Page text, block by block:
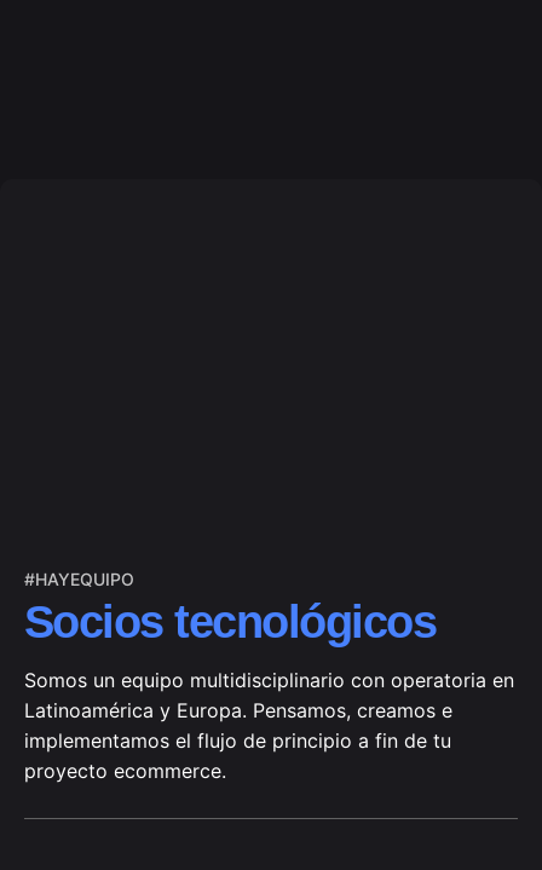
#HAYEQUIPO
Socios tecnológicos
Somos un equipo multidisciplinario con operatoria en
Latinoamérica y Europa. Pensamos, creamos e
implementamos el flujo de principio a fin de tu
proyecto ecommerce.